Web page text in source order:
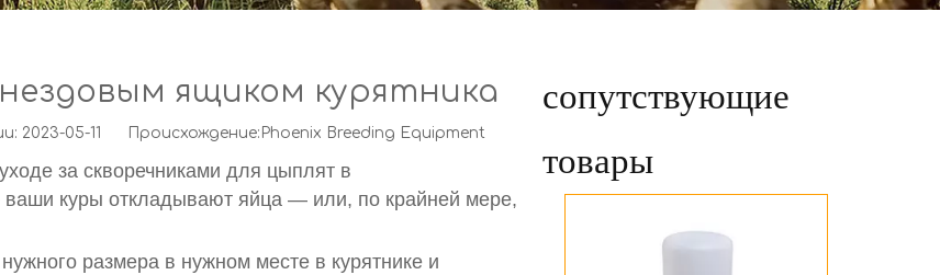
ящиком курятника
2023-05-11 Происхождение: Phoenix Breeding Equipment
за скворечниками для цыплят в
куры откладывают яйца — или, по крайней мере,
размера в нужном месте в курятнике и
сопутствующие
товары